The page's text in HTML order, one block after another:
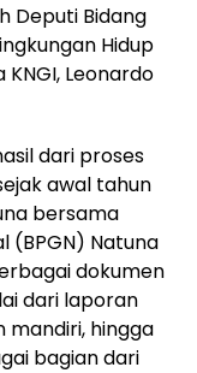
Deputi Bidang
Hidup
Leonardo
dari proses
awal tahun
bersama
(BPGN) Natuna
dokumen
dari laporan
hingga
bagian dari